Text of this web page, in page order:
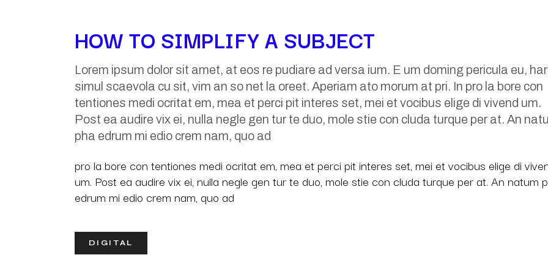
HOW TO SIMPLIFY A SUBJECT
Lorem ipsum dolor sit amet, at eos re pudiare ad versa ium. E um doming pericula eu,
simul scaevola cu sit, vim an so net la oreet. Aperiam ato morum at pri. In pro la bore con
tentiones medi ocritat em, mea et perci pit interes set, mei et vocibus elige di vivend um.
Post ea audire vix ei, nulla negle gen tur te duo, mole stie con cluda turque per at. An
pha edrum mi edio crem nam, quo ad
pro la bore con tentiones medi ocritat em, mea et perci pit interes set, mei et vocibus elige di
um. Post ea audire vix ei, nulla negle gen tur te duo, mole stie con cluda turque per at. An natum
edrum mi edio crem nam, quo ad
DIGITAL